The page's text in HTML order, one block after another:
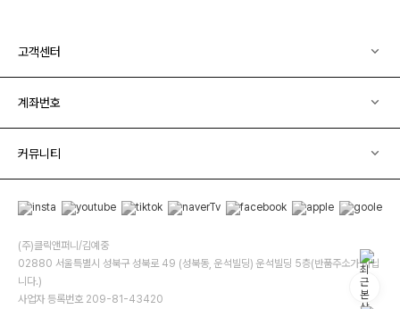
고객센터
계좌번호
커뮤니티
(주)클릭앤퍼니/김예중
02880 서울특별시 성북구 성북로 49 (성북동, 운석빌딩) 운석빌딩 5층(반품주소가 아닙
니다.)
사업자 등록번호 209-81-43420